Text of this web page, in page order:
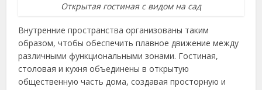
Открытая гостиная с видом на сад
Внутренние пространства организованы таким
образом, чтобы обеспечить плавное движение между
различными функциональными зонами. Гостиная,
столовая и кухня объединены в открытую
общественную часть дома, создавая просторную и